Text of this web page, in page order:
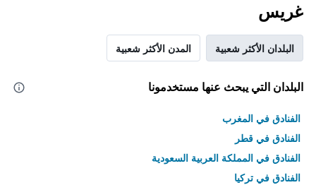
غريس
البلدان الأكثر شعبية المدن الأكثر شعبية
البلدان التي يبحث عنها مستخدمونا
الفنادق في المغرب
الفنادق في قطر
الفنادق في المملكة العربية السعودية
الفنادق في تركيا